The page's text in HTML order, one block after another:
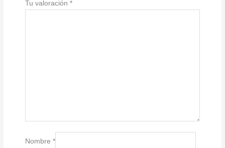
Tu valoración*
Nombre*